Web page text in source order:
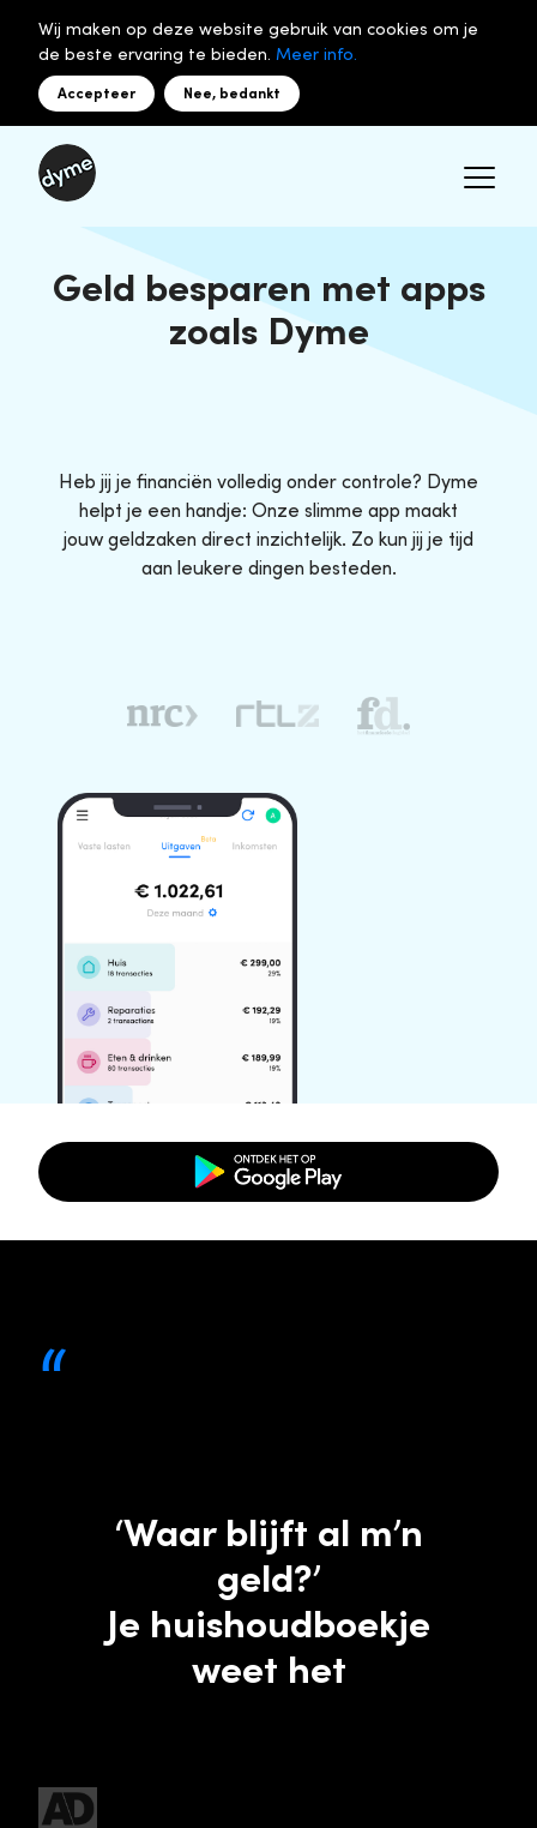
Wij maken op deze website gebruik van cookies om je
de beste ervaring te bieden. Meer info.
Accepteer Nee, bedankt
Geld besparen met apps
zoals Dyme
Heb jij je financiën volledig onder controle? Dyme
helpt je een handje: Onze slimme app maakt
jouw geldzaken direct inzichtelijk. Zo kun jij je tijd
aan leukere dingen besteden.
“
‘Waar blijft al m’n
geld?’
Je huishoudboekje
weet het